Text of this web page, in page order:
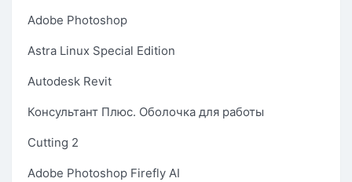
Adobe Photoshop
Astra Linux Special Edition
Autodesk Revit
Консультант Плюс. Оболочка для работы
Cutting 2
Adobe Photoshop Firefly AI